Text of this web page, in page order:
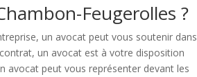
Feugerolles ?
un avocat peut vous soutenir dans
un avocat est à votre disposition
avocat peut vous représenter devant les